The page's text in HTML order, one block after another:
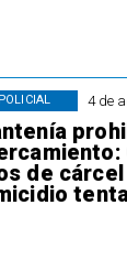
4 de
de
POLICIAL